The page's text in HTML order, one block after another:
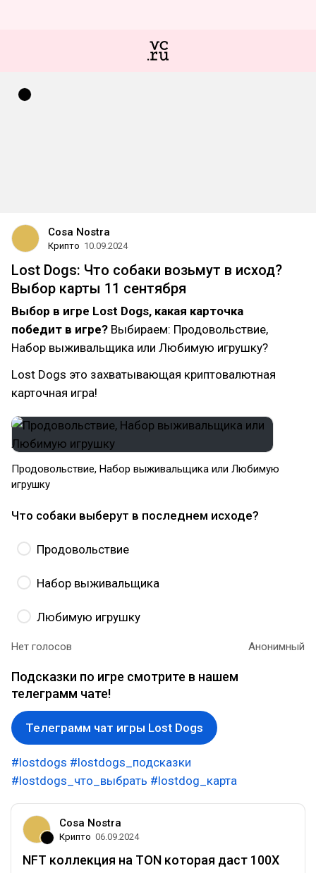
Cosa Nostra
Крипто 10.09.2024
Lost Dogs: Что собаки возьмут в исход?
Выбор карты 11 сентября
Выбор в игре Lost Dogs, какая карточка
победит в игре? Выбираем: Продовольствие,
Набор выживальщика или Любимую игрушку?
Lost Dogs это захватывающая криптовалютная
карточная игра!
Продовольствие, Набор выживальщика или Любимую
игрушку
Что собаки выберут в последнем исходе?
Продовольствие
Набор выживальщика
Любимую игрушку
Нет голосов Анонимный
Подсказки по игре смотрите в нашем
телеграмм чате!
Телеграмм чат игры Lost Dogs
#lostdogs #lostdogs_подсказки
#lostdogs_что_выбрать #lostdog_карта
Cosa Nostra
Крипто 06.09.2024
NFT коллекция на TON которая даст 100Х